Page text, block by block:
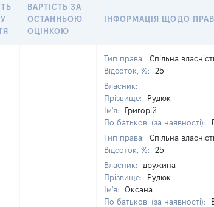
ВАРТІСТЬ ЗА
ОСТАННЬОЮ
ОЦІНКОЮ
ІНФОРМАЦІЯ ЩОДО
Тип права:
Спільна
Відсоток, %:
25
Власник:
Прізвище:
Рудюк
Ім'я:
Григорій
По батькові (за наявності):
Тип права:
Спільна
Відсоток, %:
25
Власник:
дружина
Прізвище:
Рудюк
Ім'я:
Оксана
По батькові (за наявності):